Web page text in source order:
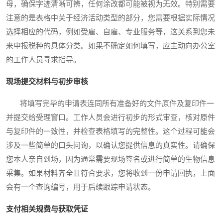
母，确保字迹清晰可辨，任何涂改都可能被视为无效。特别需要
注意的是表格中关于经济活动类型的部分，您需要根据实际情况
选择相应的代码，例如受雇、自雇、专业服务等，这关系到您未
来申报税种的具体分类。如果不确定如何填写，应主动向办公室
的工作人员寻求指导。
现场提交材料与初步审核
将填写完毕的申请表连同所有准备好的文件原件及复印件一
并提交给受理窗口。工作人员会进行初步的形式审查，核对原件
与复印件的一致性，并检查表格填写的完整性。这个过程可能会
涉及一些简单的口头问询，以确认您提供信息的真实性。请确保
您本人亲自到场，因为通常需要现场签名或进行简单的生物信息
采集。如果材料齐全且符合要求，您将收到一份申请回执，上面
会有一个查询编号，用于后续跟踪申请状态。
支付相关规费与获取凭证